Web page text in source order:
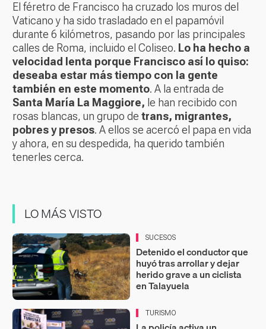
El féretro de Francisco ha cruzado los muros del
Vaticano y ha sido trasladado en el papamóvil
durante 6 kilómetros, pasando por las principales
calles de Roma, incluido el Coliseo. Lo ha hecho a
velocidad lenta porque Francisco así lo quiso:
deseaba estar más tiempo con la gente
también en este momento. A la entrada de
Santa María La Maggiore, le han recibido con
rosas blancas, un grupo de trans, migrantes,
pobres y presos. A ellos se acercó el papa en vida
y ahora, en su despedida, ha querido también
tenerles cerca.
LO MÁS VISTO
SUCESOS
Detenido el conductor que
huyó tras arrollar y dejar
herido grave a un ciclista
en Talayuela
TURISMO